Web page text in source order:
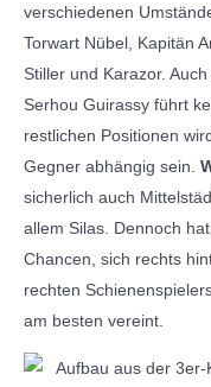
verschiedenen
Torwart Nübel, Kapitän
Stiller und Karazor.
Serhou Guirassy führt
restlichen Positionen
Gegner abhängig sein.
sicherlich auch
allem Silas. Dennoch
Chancen, sich rechts
rechten
am besten vereint.